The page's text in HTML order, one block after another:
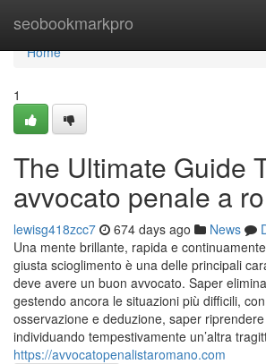
seobookmarkpro
Home
Home
1
The Ultimate Guide
avvocato penale a
lewisg418zcc7 674 days ago News
Una mente brillante, rapida e
giusta scioglimento è una delle principali
deve avere un buon avvocato. Saper
gestendo ancora le situazioni più difficili,
osservazione e deduzione, saper
individuando tempestivamente un’altra
https://avvocatopenalistaromano.com